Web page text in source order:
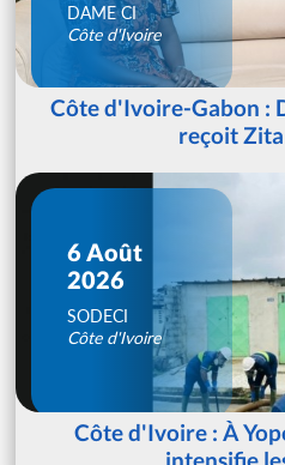
DAME CI
Côte d'Ivoire
Côte d'Ivoire-Gabon :
reçoit
6 Août
2026
SODECI
Côte d'Ivoire
Côte d'Ivoire : À